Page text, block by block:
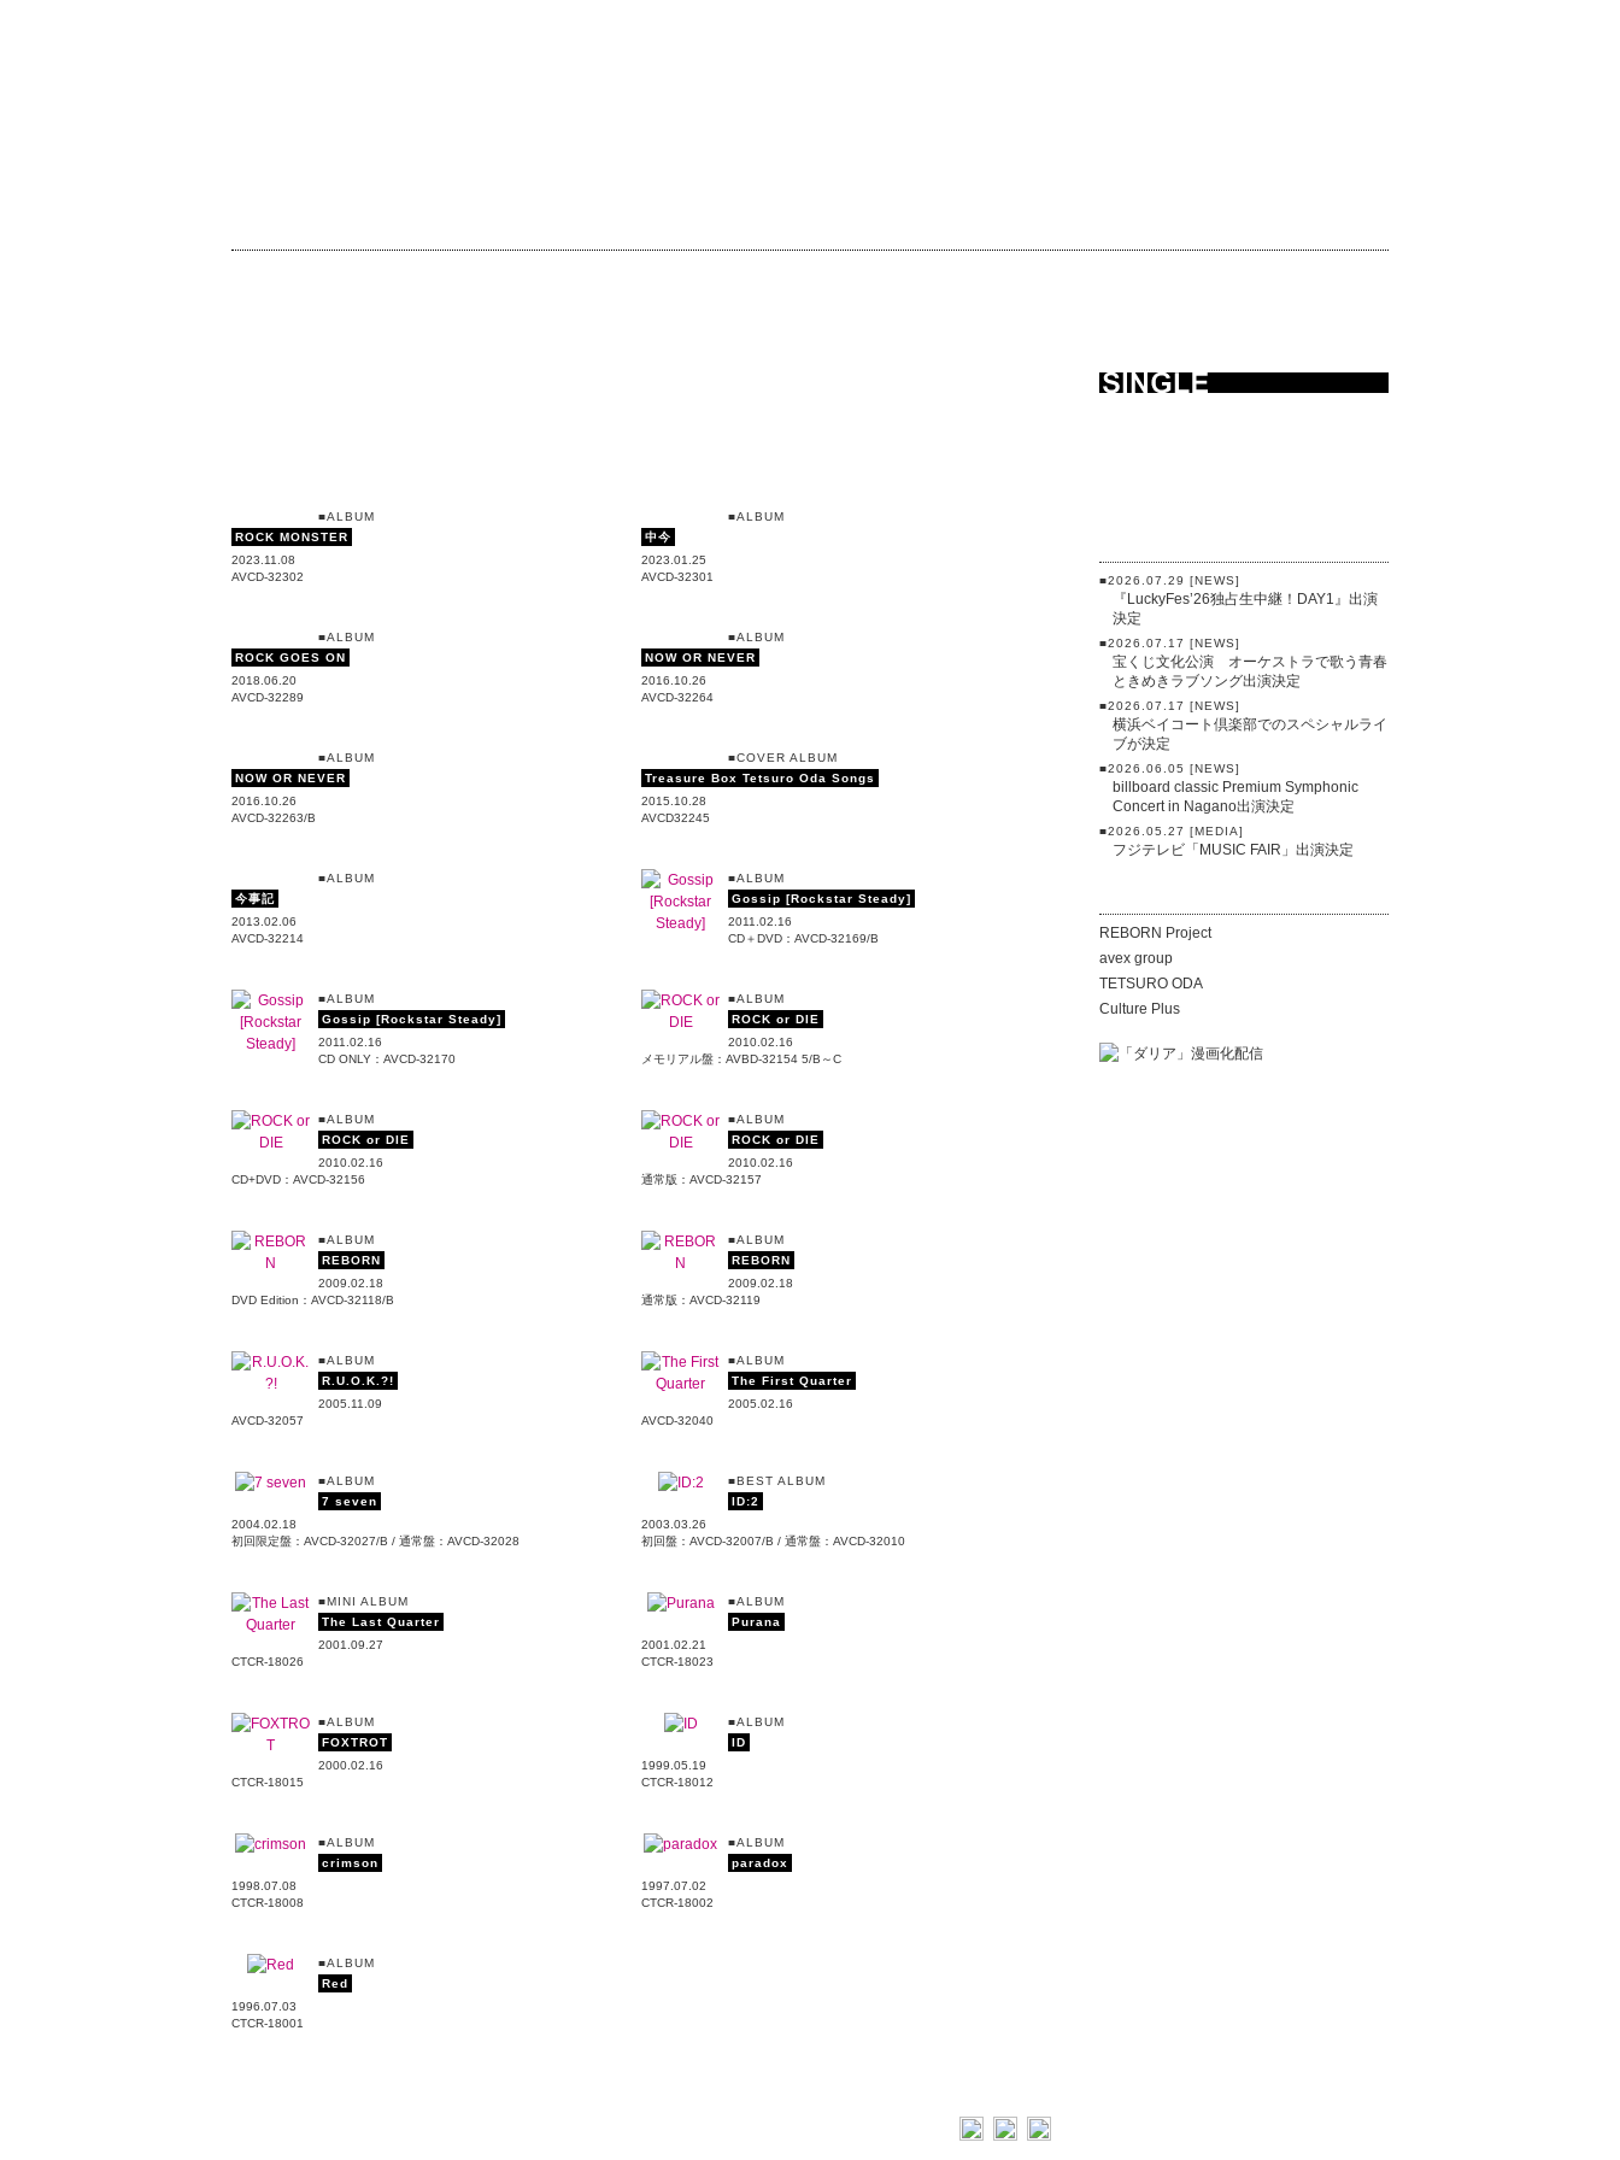
■ALBUM
ROCK MONSTER
2023.11.08
AVCD-32302
■ALBUM
中今
2023.01.25
AVCD-32301
■ALBUM
ROCK GOES ON
2018.06.20
AVCD-32289
■ALBUM
NOW OR NEVER
2016.10.26
AVCD-32264
■ALBUM
NOW OR NEVER
2016.10.26
AVCD-32263/B
■COVER ALBUM
Treasure Box ­Tetsuro Oda Songs
2015.10.28
AVCD­32245
■ALBUM
今事記
2013.02.06
AVCD-32214
■ALBUM
Gossip [Rockstar Steady]
2011.02.16
CD＋DVD：AVCD-32169/B
■ALBUM
Gossip [Rockstar Steady]
2011.02.16
CD ONLY：AVCD-32170
■ALBUM
ROCK or DIE
2010.02.16
メモリアル盤：AVBD-32154 5/B～C
■ALBUM
ROCK or DIE
2010.02.16
CD+DVD：AVCD-32156
■ALBUM
ROCK or DIE
2010.02.16
通常版：AVCD-32157
■ALBUM
REBORN
2009.02.18
DVD Edition：AVCD-32118/B
■ALBUM
REBORN
2009.02.18
通常版：AVCD-32119
■ALBUM
R.U.O.K.?!
2005.11.09
AVCD-32057
■ALBUM
The First Quarter
2005.02.16
AVCD-32040
■ALBUM
7 seven
2004.02.18
初回限定盤：AVCD-32027/B / 通常盤：AVCD-32028
■BEST ALBUM
ID:2
2003.03.26
初回盤：AVCD-32007/B / 通常盤：AVCD-32010
■MINI ALBUM
The Last Quarter
2001.09.27
CTCR-18026
■ALBUM
Purana
2001.02.21
CTCR-18023
■ALBUM
FOXTROT
2000.02.16
CTCR-18015
■ALBUM
ID
1999.05.19
CTCR-18012
■ALBUM
crimson
1998.07.08
CTCR-18008
■ALBUM
paradox
1997.07.02
CTCR-18002
■ALBUM
Red
1996.07.03
CTCR-18001
■2026.07.29 [NEWS]
『LuckyFes’26独占生中継！DAY1』出演
決定
■2026.07.17 [NEWS]
宝くじ文化公演 オーケストラで歌う青春
ときめきラブソング出演決定
■2026.07.17 [NEWS]
横浜ベイコート倶楽部でのスペシャルライ
ブが決定
■2026.06.05 [NEWS]
billboard classic Premium Symphonic
Concert in Nagano出演決定
■2026.05.27 [MEDIA]
フジテレビ「MUSIC FAIR」出演決定
REBORN Project
avex group
TETSURO ODA
Culture Plus